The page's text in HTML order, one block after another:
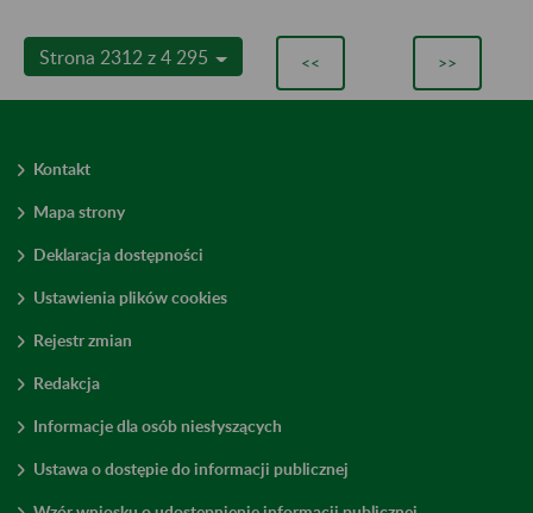
Strona 2312 z 4 295 << >>
Kontakt
Mapa strony
Deklaracja dostępności
Ustawienia plików cookies
Rejestr zmian
Redakcja
Informacje dla osób niesłyszących
Ustawa o dostępie do informacji publicznej